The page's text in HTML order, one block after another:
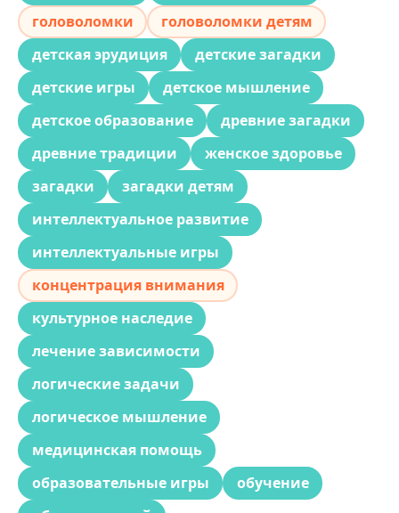
головоломки
головоломки детям
детская эрудиция
детские загадки
детские игры
детское мышление
детское образование
древние загадки
древние традиции
женское здоровье
загадки
загадки детям
интеллектуальное развитие
интеллектуальные игры
концентрация внимания
культурное наследие
лечение зависимости
логические задачи
логическое мышление
медицинская помощь
образовательные игры
обучение